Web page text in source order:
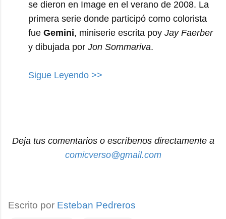
se dieron en Image en el verano de 2008. La
primera serie donde participó como colorista
fue Gemini, miniserie escrita poy Jay Faerber
y dibujada por Jon Sommariva.
Sigue Leyendo >>
Deja tus comentarios o escríbenos directamente a
comicverso@gmail.com
Escrito por Esteban Pedreros